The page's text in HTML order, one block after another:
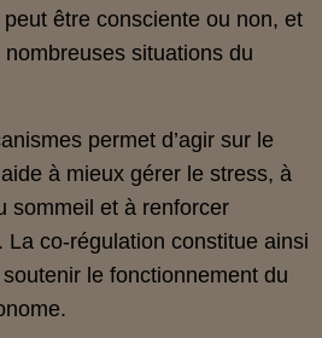
être consciente ou non, et
situations du
permet d’agir sur le
à mieux gérer le stress, à
sommeil et à renforcer
La co‑régulation constitue ainsi
le fonctionnement du